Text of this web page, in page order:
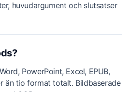
huvudargument och slutsatser
PowerPoint, Excel, EPUB,
än tio format totalt. Bildbaserade